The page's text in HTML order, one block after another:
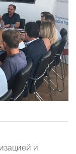
и